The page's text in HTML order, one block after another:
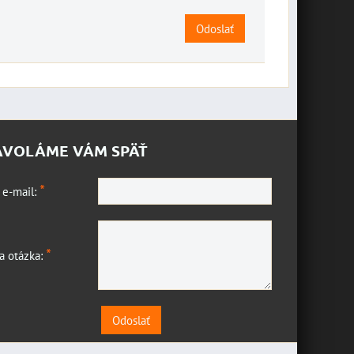
Odoslať
VÁM SPÄŤ
e-mail: *
otázka: *
Odoslať